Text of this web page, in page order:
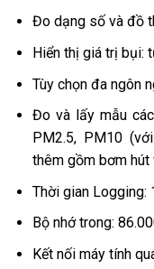
Đo dạng số và đồ
Hiển thị giá trị bụi:
Tùy chọn đa ngôn
Đo và lấy mẫu
PM2.5, PM10
thêm gồm bơm
Thời gian Logging:
Bộ nhớ trong:
Kết nối máy tính